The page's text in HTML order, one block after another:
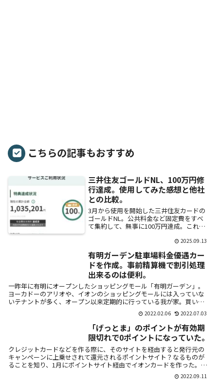
こちらの記事もおすすめ
三井住友ゴールドNL、100万円修
行達成。使用してみた感想と他社
との比較。
3月から使用を開始した三井住友カードの
ゴールドNL。公共料金など固定費をすべ
て集約して、無事に100万円達成。これで1
る。使用してみて、実際に感じてみたこと
を書こ...
2025.09.13
有明ガーデン駐車場料金優遇カー
ドを作成。事前精算機で割引処理
出来るのは便利。
一昨年に有明にオープンしたショッピングモール「有明ガーデン」。
ヨーカドーのアリオや、イオンのショッピングモールには入っていな
いテナントが多く、オープン以来定期的に行っている我が家。買い物
2022.02.06 2022.07.03
「げっとま」のポイントが有効期
限切れで0ポイントになっていた。
クレジットカードなどを作る際に、そのサイトを経由すると発行元の
キャンペーンに上乗せされて還元されるポイントサイト？なるものが
ることを知り、1月にポイントサイト経由でイオンカードを作った。げ
2022.09.11